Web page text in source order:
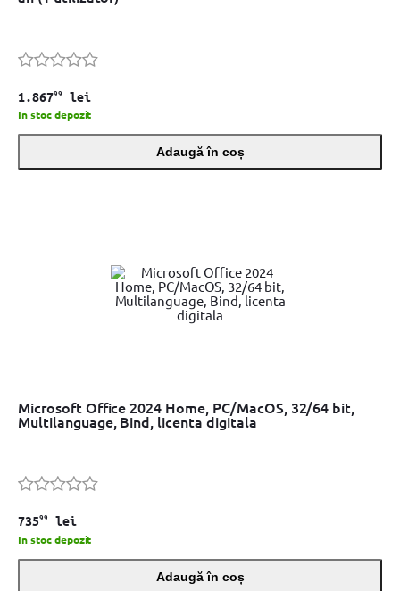
1.86799 lei
In stoc depozit
Adaugă în coș
Microsoft Office 2024 Home, PC/MacOS, 32/64 bit,
Multilanguage, Bind, licenta digitala
73599 lei
In stoc depozit
Adaugă în coș